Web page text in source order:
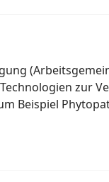
zur
Beispiel